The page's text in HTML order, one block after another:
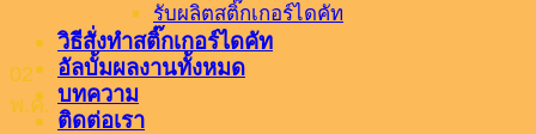
รับผลิตสติ๊กเกอร์ไดคัท
วิธีสั่งทำสติ๊กเกอร์ไดคัท
อัลบั้มผลงานทั้งหมด
บทความ
ติดต่อเรา
02
พ.ค.